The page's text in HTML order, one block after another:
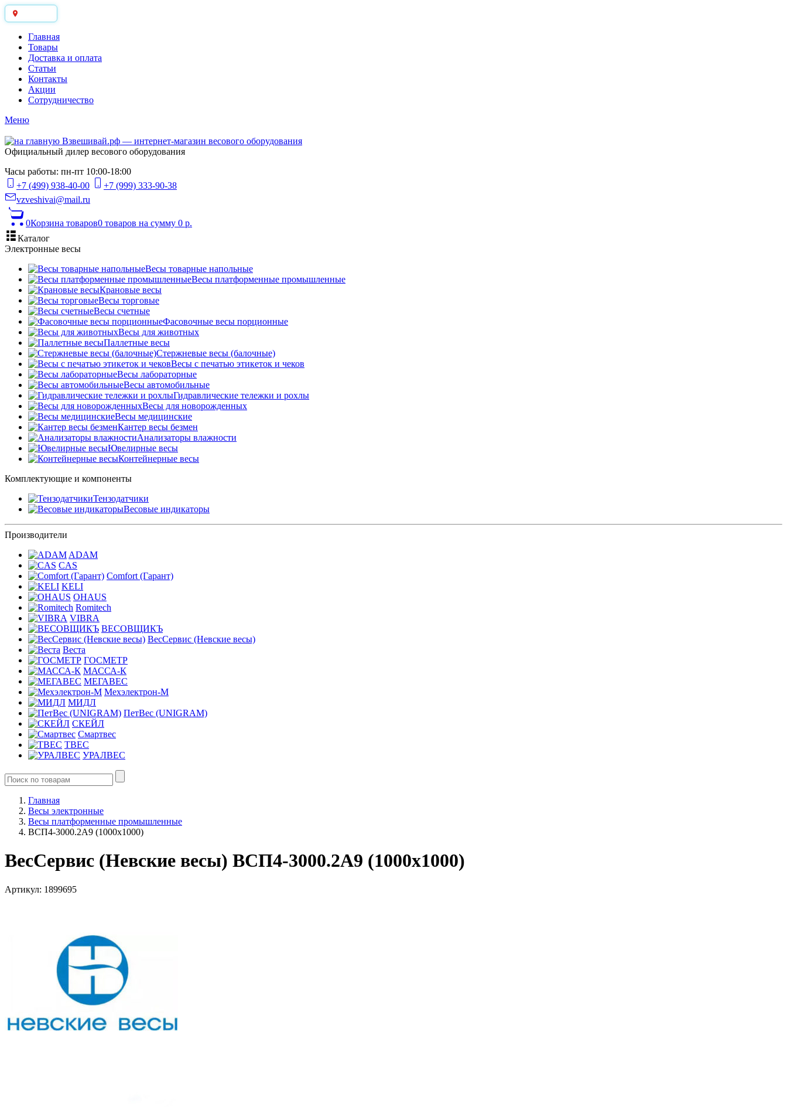
Главная
Товары
Доставка и оплата
Статьи
Контакты
Акции
Сотрудничество
Меню
Официальный дилер весового оборудования
Часы работы: пн-пт 10:00-18:00
+7 (499) 938-40-00
+7 (999) 333-90-38
vzveshivai@mail.ru
0Корзина товаров0 товаров на сумму 0 р.
Каталог
Электронные весы
Весы товарные напольные
Весы платформенные промышленные
Крановые весы
Весы торговые
Весы счетные
Фасовочные весы порционные
Весы для животных
Паллетные весы
Стержневые весы (балочные)
Весы c печатью этикеток и чеков
Весы лабораторные
Весы автомобильные
Гидравлические тележки и рохлы
Весы для новорожденных
Весы медицинские
Кантер весы безмен
Анализаторы влажности
Ювелирные весы
Контейнерные весы
Комплектующие и компоненты
Тензодатчики
Весовые индикаторы
Производители
ADAM
CAS
Comfort (Гарант)
KELI
OHAUS
Romitech
VIBRA
ВЕСОВЩИКЪ
ВесСервис (Невские весы)
Веста
ГОСМЕТР
МАССА-К
МЕГАВЕС
Мехэлектрон-М
МИДЛ
ПетВес (UNIGRAM)
СКЕЙЛ
Смартвес
ТВЕС
УРАЛВЕС
Главная
Весы электронные
Весы платформенные промышленные
ВСП4-3000.2А9 (1000х1000)
ВесСервис (Невские весы) ВСП4-3000.2А9 (1000х1000)
Артикул: 1899695